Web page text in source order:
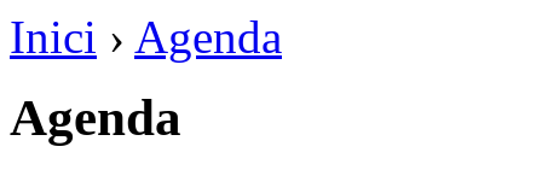
Inici › Agenda
Agenda